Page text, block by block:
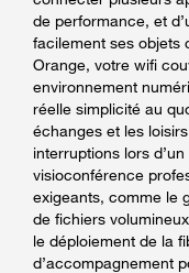
de performance, et
facilement ses objets
Orange, votre wifi
environnement
réelle simplicité au
échanges et les
interruptions lors
visioconférence
exigeants, comme le
de fichiers
le déploiement de la
d’accompagnement